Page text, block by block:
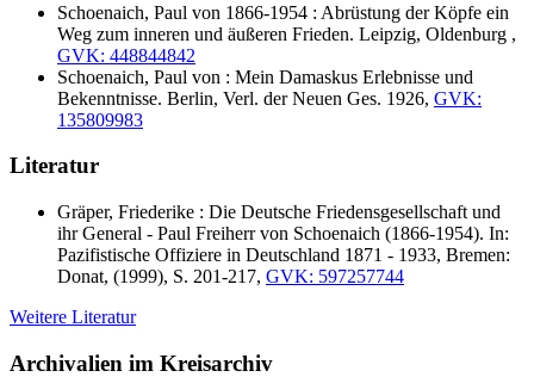
Schoenaich, Paul von 1866-1954 : Abrüstung der Köpfe ein
Weg zum inneren und äußeren Frieden. Leipzig, Oldenburg ,
GVK: 448844842
Schoenaich, Paul von : Mein Damaskus Erlebnisse und
Bekenntnisse. Berlin, Verl. der Neuen Ges. 1926, GVK:
135809983
Literatur
Gräper, Friederike : Die Deutsche Friedensgesellschaft und
ihr General - Paul Freiherr von Schoenaich (1866-1954). In:
Pazifistische Offiziere in Deutschland 1871 - 1933, Bremen:
Donat, (1999), S. 201-217, GVK: 597257744
Weitere Literatur
Archivalien im Kreisarchiv